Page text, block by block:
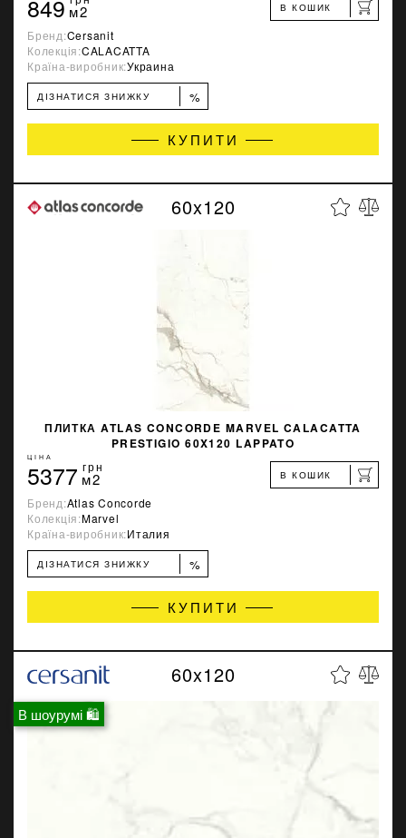
849 м2 В КОШИК
Бренд:Cersanit
Колекція:CALACATTA
Країна-виробник:Украина
ДІЗНАТИСЯ ЗНИЖКУ %
КУПИТИ
60x120
ПЛИТКА ATLAS CONCORDE MARVEL CALACATTA
PRESTIGIO 60X120 LAPPATO
ЦІНА
5377 грн
м2 В КОШИК
Бренд:Atlas Concorde
Колекція:Marvel
Країна-виробник:Италия
ДІЗНАТИСЯ ЗНИЖКУ %
КУПИТИ
В шоурумі 🛍
60x120